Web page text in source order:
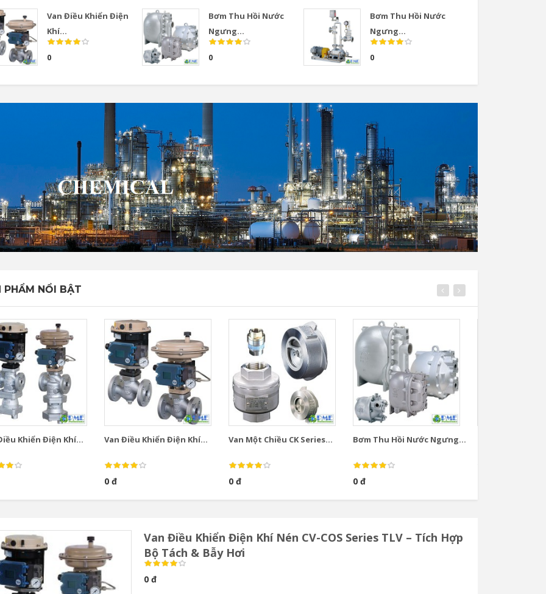
Van Điều Khiển Điện
Khí...
0
Bơm Thu Hồi Nước
Ngưng...
0
Bơm Thu Hồi Nước
Ngưng...
0
PHẨM NỔI BẬT
Khiển Điện Khí... Van Điều Khiển Điện Khí...
0 đ
Van Một Chiều CK Series...
0 đ
Bơm Thu Hồi Nước Ngưng...
0 đ
Van Điều Khiển Điện Khí Nén CV-COS Series TLV – Tích Hợp
Bộ Tách & Bẫy Hơi
0 đ